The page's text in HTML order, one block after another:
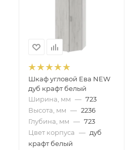
Шкаф угловой Ева NEW
дуб крафт белый
Ширина, мм — 723
Высота, мм — 2236
Глубина, мм — 723
Цвет корпуса — дуб
крафт белый